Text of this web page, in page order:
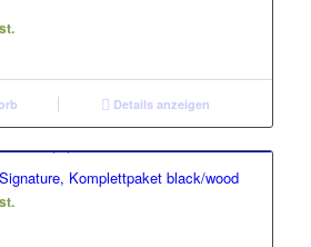
Details anzeigen
Komplettpaket black/wood